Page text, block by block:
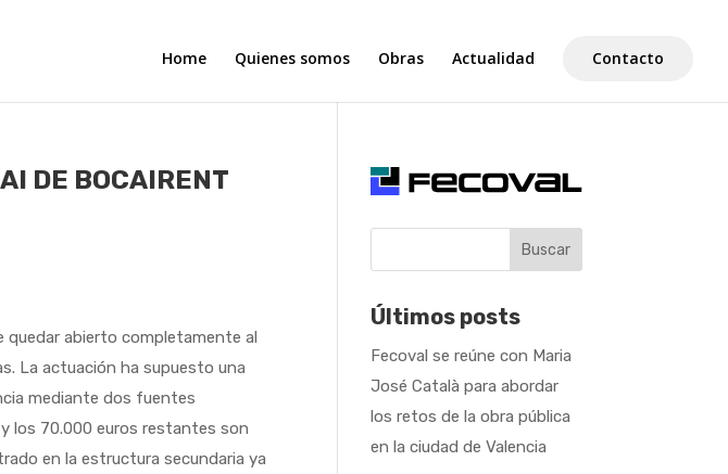
Home Quienes somos Obras Actualidad Contacto
DE BOCAIRENT
quedar abierto completamente al
La actuación ha supuesto una
mediante dos fuentes
los 70.000 euros restantes son
en la estructura secundaria ya
Buscar
Últimos posts
Fecoval se reúne con Maria
José Català para abordar
los retos de la obra pública
en la ciudad de Valencia